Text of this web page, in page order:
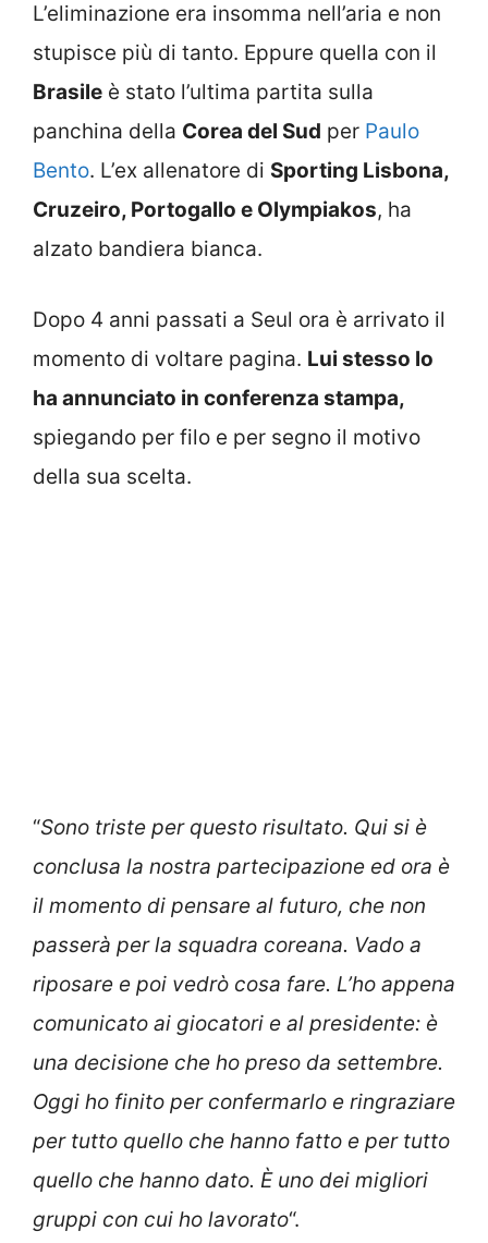
L’eliminazione era insomma nell’aria e non
stupisce più di tanto. Eppure quella con il
Brasile è stato l’ultima partita sulla
panchina della Corea del Sud per Paulo
Bento. L’ex allenatore di Sporting Lisbona,
Cruzeiro, Portogallo e Olympiakos, ha
alzato bandiera bianca.
Dopo 4 anni passati a Seul ora è arrivato il
momento di voltare pagina. Lui stesso lo
ha annunciato in conferenza stampa,
spiegando per filo e per segno il motivo
della sua scelta.
“Sono triste per questo risultato. Qui si è
conclusa la nostra partecipazione ed ora è
il momento di pensare al futuro, che non
passerà per la squadra coreana. Vado a
riposare e poi vedrò cosa fare. L’ho appena
comunicato ai giocatori e al presidente: è
una decisione che ho preso da settembre.
Oggi ho finito per confermarlo e ringraziare
per tutto quello che hanno fatto e per tutto
quello che hanno dato. È uno dei migliori
gruppi con cui ho lavorato“.